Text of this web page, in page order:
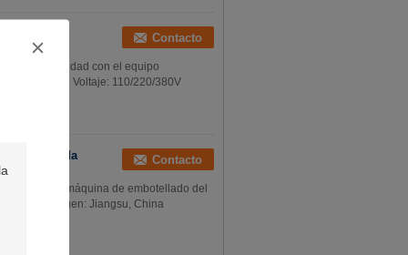
380V
Contacto
de la gravedad con el equipo
Eléctrico Voltaje: 110/220/380V
de la bebida
Contacto
de la máquina de embotellado del
del origen: Jiangsu, China